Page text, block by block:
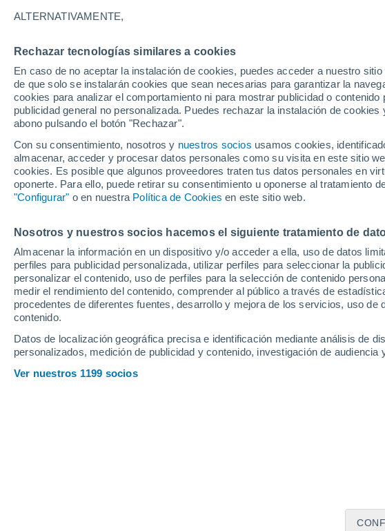
ALTERNATIVAMENTE,
Rechazar tecnologías similares a cookies
En caso de no aceptar la instalación de cookies, puedes acceder a nuestro
de que solo se instalarán cookies que sean necesarias para garantizar la
cookies para analizar el comportamiento ni para mostrar publicidad o
publicidad general no personalizada. Puedes rechazar la instalación de
abono pulsando el botón "Rechazar".
Con su consentimiento, nosotros y nuestros socios usamos cookies,
almacenar, acceder y procesar datos personales como su visita en este sitio
cookies. Es posible que algunos proveedores traten tus datos personales en
oponerte. Para ello, puede retirar su consentimiento u oponerse al tratamiento
"Configurar" o en nuestra Política de Cookies en este sitio web.
Nosotros y nuestros socios hacemos el siguiente tratamiento de
Almacenar la información en un dispositivo y/o acceder a ella, uso de datos
perfiles para publicidad personalizada, utilizar perfiles para seleccionar la
personalizar el contenido, uso de perfiles para la selección de contenido
medir el rendimiento del contenido, comprender al público a través de
procedentes de diferentes fuentes, desarrollo y mejora de los servicios, uso
contenido.
Datos de localización geográfica precisa e identificación mediante análisis de
personalizados, medición de publicidad y contenido, investigación de audiencia
Ver nuestros 1199 socios
Acquasparta
Amelia
Avigliano
B
Baschi
C
Castel Giorgio
Fabro
Ferentillo
Ficulle
G
Giove
L